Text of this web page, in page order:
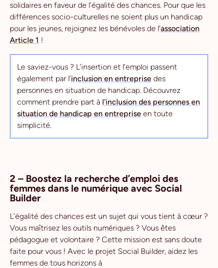
solidaires en faveur de l’égalité des chances. Pour que les
différences socio-culturelles ne soient plus un handicap
pour les jeunes, rejoignez les bénévoles de l’association
Article 1 !
Le saviez-vous ? L’insertion et l’emploi passent
également par l’inclusion en entreprisedes
personnes en situation de handicap. Découvrez
comment prendre part à l'inclusion des personnes en
situation de handicap en entrepriseen toute
simplicité.
2 – Boostez la recherche d’emploi des
femmes dans le numérique avec Social
Builder
L’égalité des chances est un sujet qui vous tient à cœur ?
Vous maîtrisez les outils numériques ? Vous êtes
pédagogue et volontaire ? Cette mission est sans doute
faite pour vous ! Avec le projet Social Builder, aidez les
femmes de tous horizons à